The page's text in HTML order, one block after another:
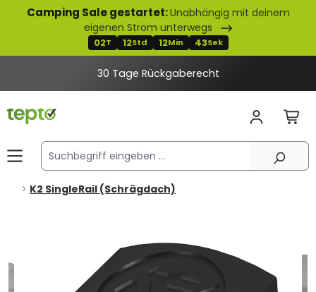
springen
Camping Sale gestartet:Unabhängig mit deinem
eigenen Strom unterwegs
02T 12Std 12Min 43Sek
30 Tage Rückgaberecht
K2 SingleRail (Schrägdach)